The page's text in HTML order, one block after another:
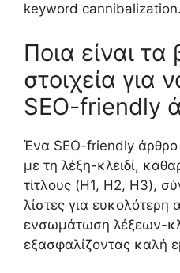
keyword cannibalization.
Ποια είναι τα
στοιχεία για
SEO-friendly
Ένα SEO-friendly άρθρο
με τη λέξη-κλειδί,
τίτλους (H1, H2, H3),
λίστες για
ενσωμάτωση λέξεων-
εξασφαλίζοντας καλή